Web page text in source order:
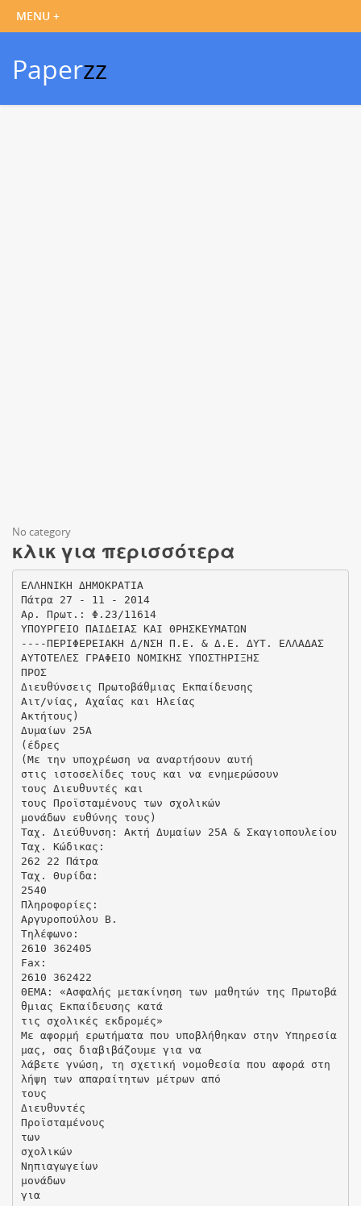
Paperzz
No category
κλικ για περισσότερα
ΕΛΛΗΝΙΚΗ ΔΗΜΟΚΡΑΤΙΑ
Πάτρα 27 - 11 - 2014
Αρ. Πρωτ.: Φ.23/11614
ΥΠΟΥΡΓΕΙΟ ΠΑΙΔΕΙΑΣ ΚΑΙ ΘΡΗΣΚΕΥΜΑΤΩΝ
----ΠΕΡΙΦΕΡΕΙΑΚΗ Δ/ΝΣΗ Π.Ε. & Δ.Ε. ΔΥΤ. ΕΛΛΑΔΑΣ
ΑΥΤΟΤΕΛΕΣ ΓΡΑΦΕΙΟ ΝΟΜΙΚΗΣ ΥΠΟΣΤΗΡΙΞΗΣ
ΠΡΟΣ
Διευθύνσεις Πρωτοβάθμιας Εκπαίδευσης
Αιτ/νίας, Αχαΐας και Ηλείας
Ακτήτους)
Δυμαίων 25Α
(έδρες
(Με την υποχρέωση να αναρτήσουν αυτή
στις ιστοσελίδες τους και να ενημερώσουν
τους Διευθυντές και
τους Προϊσταμένους των σχολικών
μονάδων ευθύνης τους)
Ταχ. Διεύθυνση: Ακτή Δυμαίων 25Α & Σκαγιοπουλείου
Ταχ. Κώδικας:
262 22 Πάτρα
Ταχ. Θυρίδα:
2540
Πληροφορίες:
Αργυροπούλου Β.
Τηλέφωνο:
2610 362405
Fax:
2610 362422
ΘΕΜΑ: «Ασφαλής μετακίνηση των μαθητών της Πρωτοβά
θμιας Εκπαίδευσης κατά
τις σχολικές εκδρομές»
Με αφορμή ερωτήματα που υποβλήθηκαν στην Υπηρεσία
μας, σας διαβιβάζουμε για να
λάβετε γνώση, τη σχετική νομοθεσία που αφορά στη
λήψη των απαραίτητων μέτρων από
τους
Διευθυντές
Προϊσταμένους
των
σχολικών
Νηπιαγωγείων
μονάδων
για